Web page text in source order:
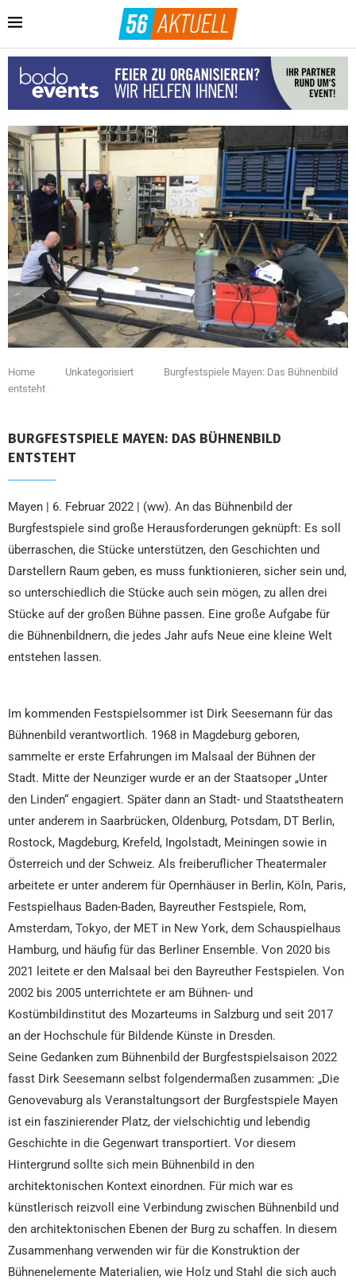
Home Unkategorisiert
Burgfestspiele Mayen: Das Bühnenbild
entsteht
BURGFESTSPIELE MAYEN: DAS BÜHNENBILD
ENTSTEHT
Mayen | 6. Februar 2022 | (ww). An das Bühnenbild der
Burgfestspiele sind große Herausforderungen geknüpft: Es soll
überraschen, die Stücke unterstützen, den Geschichten und
Darstellern Raum geben, es muss funktionieren, sicher sein und,
so unterschiedlich die Stücke auch sein mögen, zu allen drei
Stücke auf der großen Bühne passen. Eine große Aufgabe für
die Bühnenbildnern, die jedes Jahr aufs Neue eine kleine Welt
entstehen lassen.
Im kommenden Festspielsommer ist Dirk Seesemann für das
Bühnenbild verantwortlich. 1968 in Magdeburg geboren,
sammelte er erste Erfahrungen im Malsaal der Bühnen der
Stadt. Mitte der Neunziger wurde er an der Staatsoper „Unter
den Linden“ engagiert. Später dann an Stadt- und Staatstheatern
unter anderem in Saarbrücken, Oldenburg, Potsdam, DT Berlin,
Rostock, Magdeburg, Krefeld, Ingolstadt, Meiningen sowie in
Österreich und der Schweiz. Als freiberuflicher Theatermaler
arbeitete er unter anderem für Opernhäuser in Berlin, Köln, Paris,
Festspielhaus Baden-Baden, Bayreuther Festspiele, Rom,
Amsterdam, Tokyo, der MET in New York, dem Schauspielhaus
Hamburg, und häufig für das Berliner Ensemble. Von 2020 bis
2021 leitete er den Malsaal bei den Bayreuther Festspielen. Von
2002 bis 2005 unterrichtete er am Bühnen- und
Kostümbildinstitut des Mozarteums in Salzburg und seit 2017
an der Hochschule für Bildende Künste in Dresden.
Seine Gedanken zum Bühnenbild der Burgfestspielsaison 2022
fasst Dirk Seesemann selbst folgendermaßen zusammen: „Die
Genovevaburg als Veranstaltungsort der Burgfestspiele Mayen
ist ein faszinierender Platz, der vielschichtig und lebendig
Geschichte in die Gegenwart transportiert. Vor diesem
Hintergrund sollte sich mein Bühnenbild in den
architektonischen Kontext einordnen. Für mich war es
künstlerisch reizvoll eine Verbindung zwischen Bühnenbild und
den architektonischen Ebenen der Burg zu schaffen. In diesem
Zusammenhang verwenden wir für die Konstruktion der
Bühnenelemente Materialien, wie Holz und Stahl die sich auch